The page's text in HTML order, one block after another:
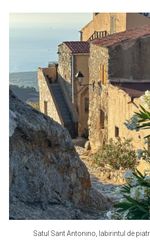
Satul Sant Antonino, labirintul de